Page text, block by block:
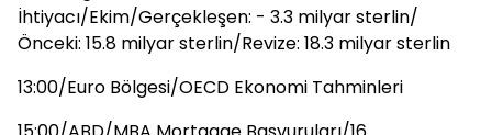
İhtiyacı/Ekim/Gerçekleşen: - 3.3 milyar sterlin/
Önceki: 15.8 milyar sterlin/Revize: 18.3 milyar sterlin
13:00/Euro Bölgesi/OECD Ekonomi Tahminleri